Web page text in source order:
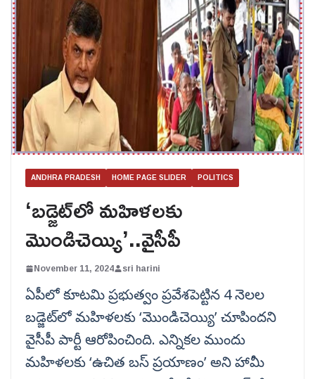
ANDHRA PRADESH HOME PAGE SLIDER POLITICS
‘బడ్జెట్‌లో మహిళలకు
మొండిచెయ్యి’..వైసీపీ
November 11, 2024 sri harini
ఏపీలో కూటమి ప్రభుత్వం ప్రవేశపెట్టిన 4 నెలల
బడ్జెట్‌లో మహిళలకు ‘మొండిచెయ్యి’ చూపిందని
వైసీపీ పార్టీ ఆరోపించింది. ఎన్నికల ముందు
మహిళలకు ‘ఉచిత బస్ ప్రయాణం’ అని హామీ